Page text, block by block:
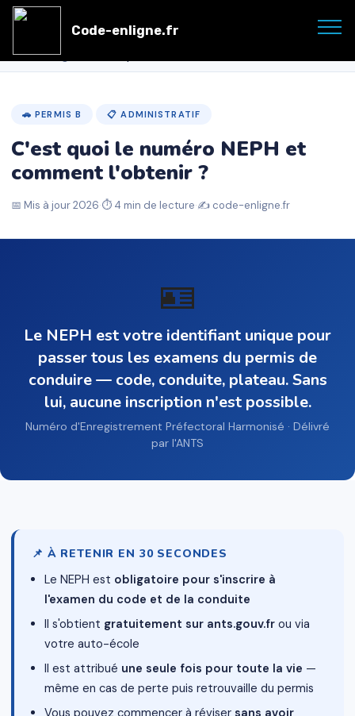
Code-enligne.fr
← Préparer le code →
Accueil›Blog Auto
🚗 PERMIS B 📋 ADMINISTRATIF
C'est quoi le numéro NEPH et
comment l'obtenir ?
📅 Mis à jour 2026·⏱ 4 min de lecture·✍️ code-enligne.fr
🪪
Le NEPH est votre identifiant unique pour
passer tous les examens du permis de
conduire — code, conduite, plateau. Sans
lui, aucune inscription n'est possible.
Numéro d'Enregistrement Préfectoral Harmonisé · Délivré
par l'ANTS
📌 À RETENIR EN 30 SECONDES
Le NEPH est obligatoire pour s'inscrire à
l'examen du code et de la conduite
Il s'obtient gratuitement sur ants.gouv.fr ou via
votre auto-école
Il est attribué une seule fois pour toute la vie —
même en cas de perte puis retrouvaille du permis
Vous pouvez commencer à réviser sans avoir